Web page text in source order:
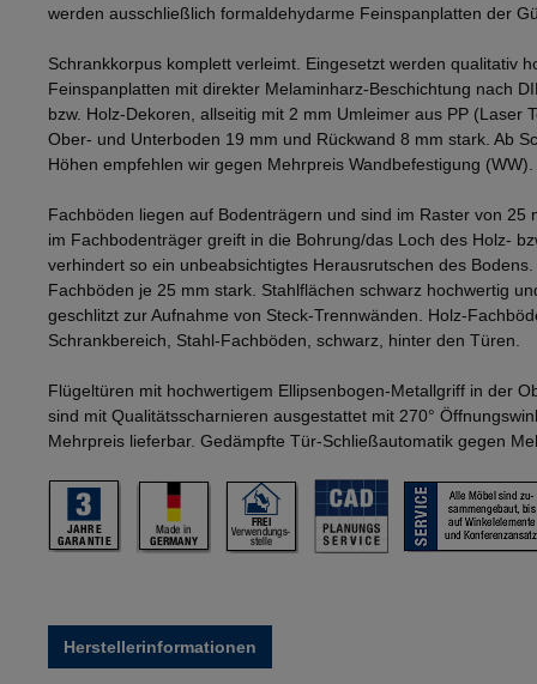
werden ausschließlich formaldehydarme Feinspanplatten der
Schrankkorpus komplett verleimt. Eingesetzt werden qualitativ
Feinspanplatten mit direkter Melaminharz-Beschichtung nach
bzw. Holz-Dekoren, allseitig mit 2 mm Umleimer aus PP (Laser
Ober- und Unterboden 19 mm und Rückwand 8 mm stark. Ab
Höhen empfehlen wir gegen Mehrpreis Wandbefestigung (WW).
Fachböden liegen auf Bodenträgern und sind im Raster von 25
im Fachbodenträger greift in die Bohrung/das Loch des Holz-
verhindert so ein unbeabsichtigtes Herausrutschen des
Fachböden je 25 mm stark. Stahlflächen schwarz hochwertig
geschlitzt zur Aufnahme von Steck-Trennwänden. Holz-
Schrankbereich, Stahl-Fachböden, schwarz, hinter den Türen.
Flügeltüren mit hochwertigem Ellipsenbogen-Metallgriff in der
sind mit Qualitätsscharnieren ausgestattet mit 270°
Mehrpreis lieferbar. Gedämpfte Tür-Schließautomatik gegen
Herstellerinformationen